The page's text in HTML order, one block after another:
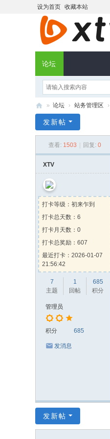
设为首页 收藏本站
论坛
T
» 论坛 › 站务管理区 ›
发新帖
查看: 1503 回复: 0
XTV
打卡等级：初来乍到
打卡总天数：6
打卡月天数：0
打卡总奖励：607
最近打卡：2026-01-07
21:56:42
7
主题
1
回帖
685
积分
管理员
积分 685
发消息
发新帖